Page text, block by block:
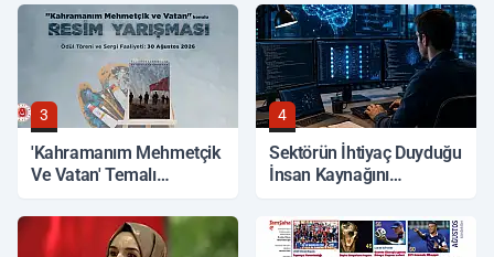
3
'Kahramanım Mehmetçik
Ve Vatan' Temalı
Başladı
4
Sektörün İhtiyaç Duyduğu
İnsan Kaynağını